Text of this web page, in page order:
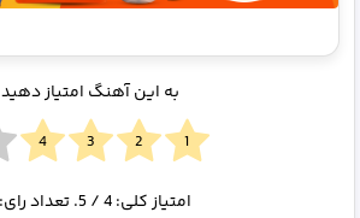
به این آهنگ امتیاز دهید
امتیاز کلی:4/ 5. تعداد رای: